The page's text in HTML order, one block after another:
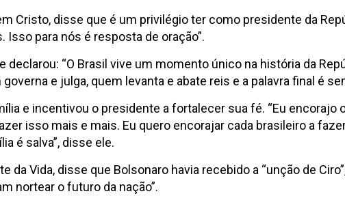
Cristo, disse que é um privilégio ter como presidente da
para nós é resposta de oração”.
declarou: “O Brasil vive um momento único na história da
e julga, quem levanta e abate reis e a palavra final é
e incentivou o presidente a fortalecer sua fé. “Eu encorajo
isso mais e mais. Eu quero encorajar cada brasileiro a
é salva”, disse ele.
Vida, disse que Bolsonaro havia recebido a “unção de
nortear o futuro da nação”.